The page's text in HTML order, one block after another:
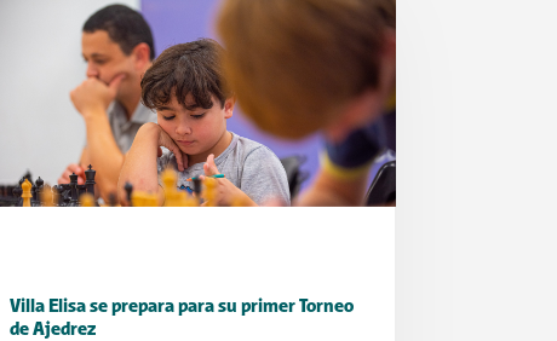
Villa Elisa se prepara para su primer Torneo
de Ajedrez